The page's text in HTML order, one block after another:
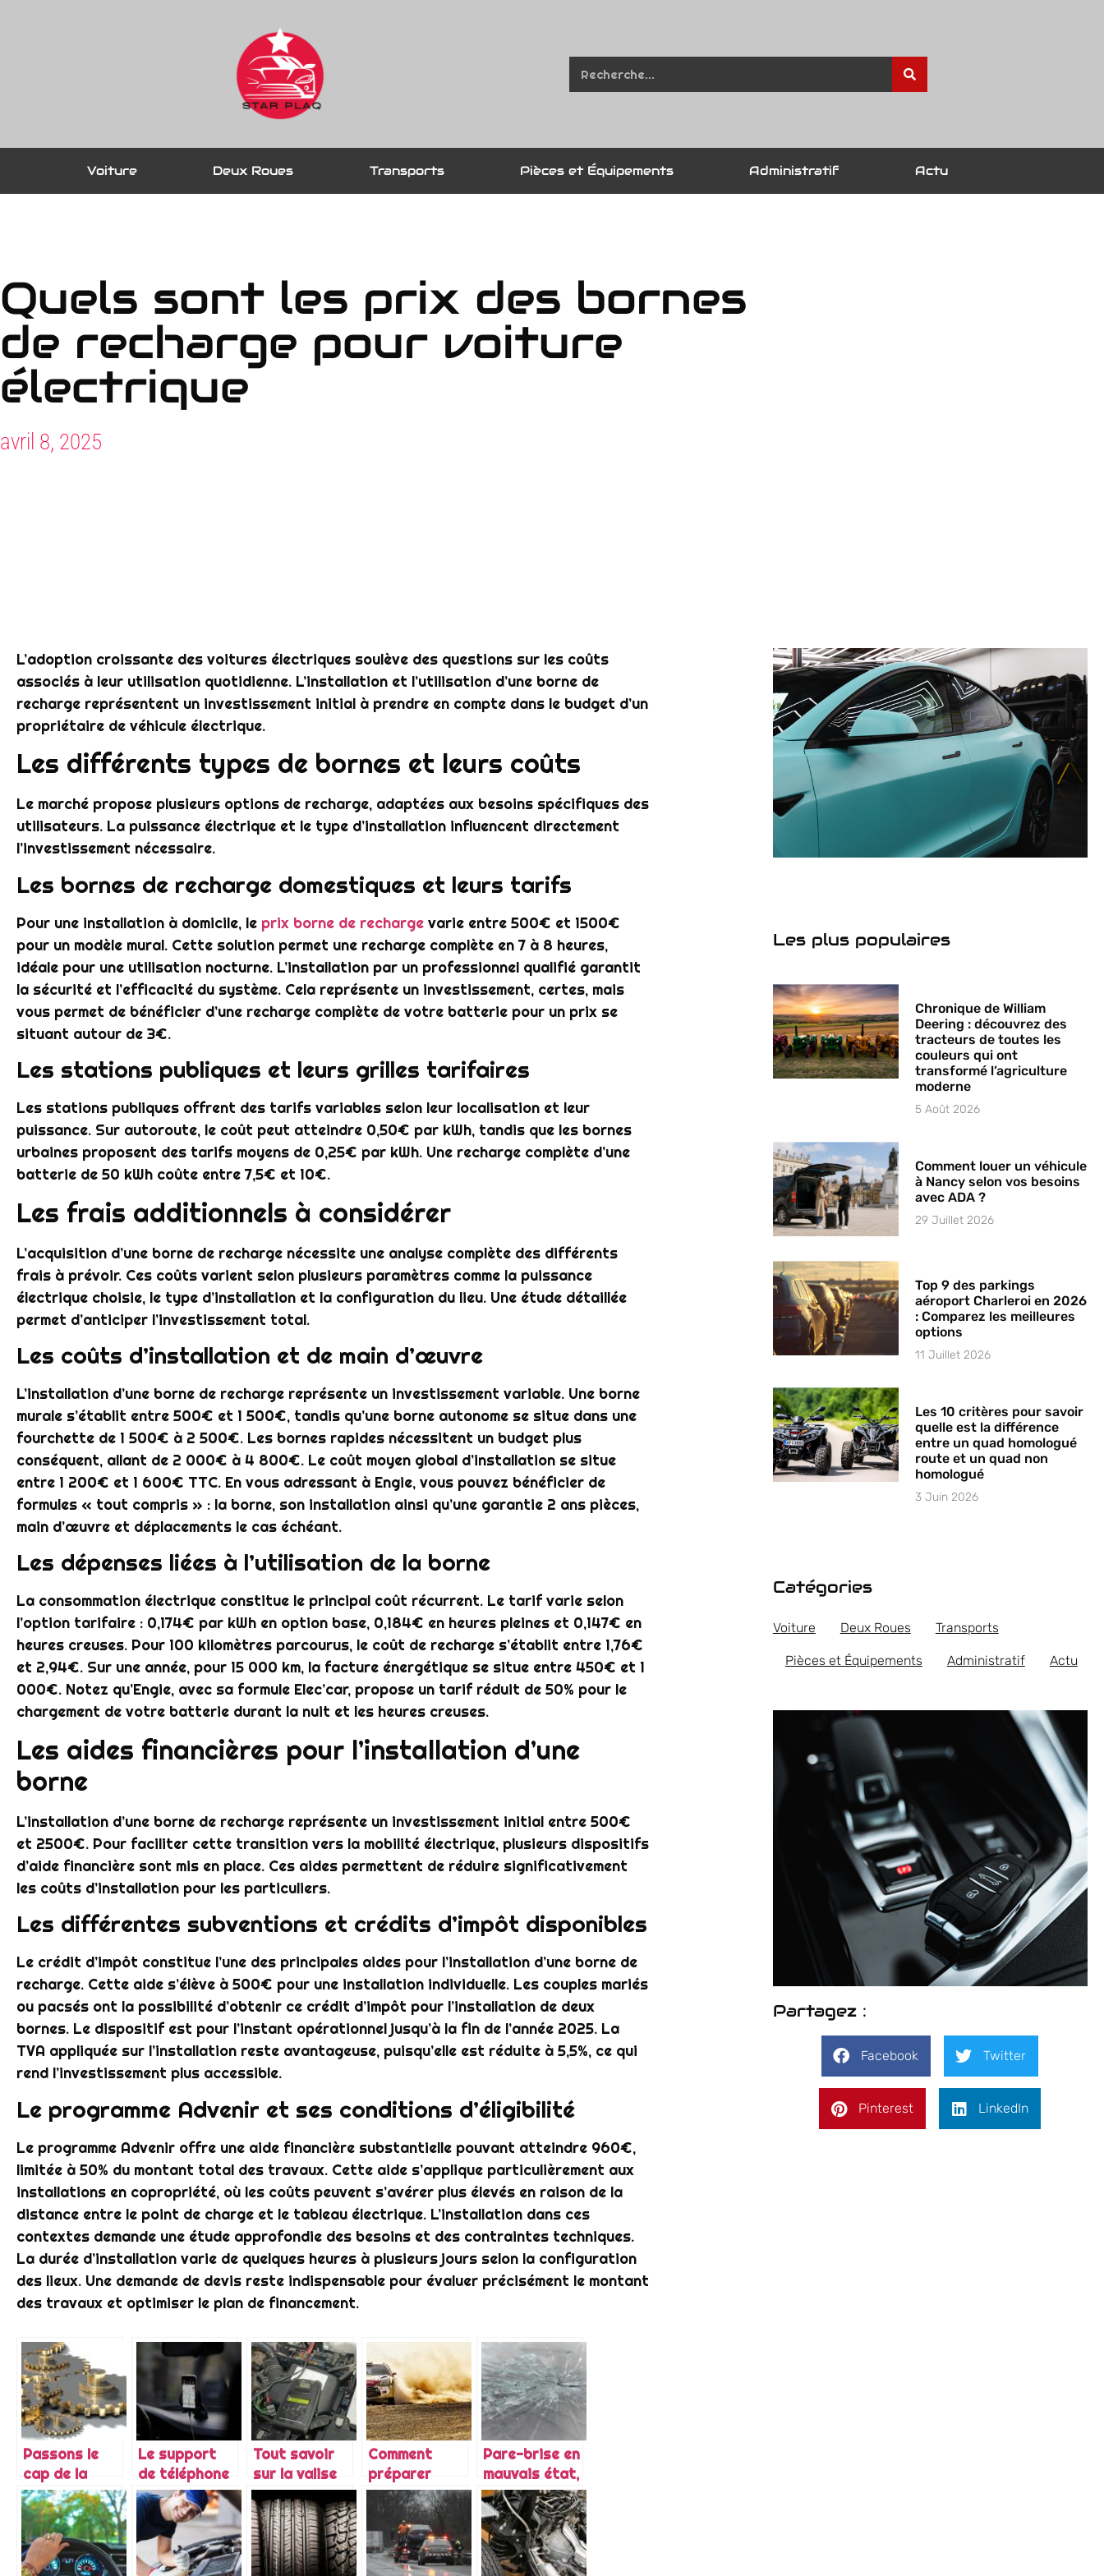
Voiture Deux Roues Transports Pièces et Équipements Administratif Actu
Quels sont les prix des bornes
de recharge pour voiture
électrique
avril 8, 2025
L’adoption croissante des voitures électriques soulève des questions sur les coûts
associés à leur utilisation quotidienne. L’installation et l’utilisation d’une borne de
recharge représentent un investissement initial à prendre en compte dans le budget d’un
propriétaire de véhicule électrique.
Les différents types de bornes et leurs coûts
Le marché propose plusieurs options de recharge, adaptées aux besoins spécifiques des
utilisateurs. La puissance électrique et le type d’installation influencent directement
l’investissement nécessaire.
Les bornes de recharge domestiques et leurs tarifs
Pour une installation à domicile, le prix borne de recharge varie entre 500€ et 1500€
pour un modèle mural. Cette solution permet une recharge complète en 7 à 8 heures,
idéale pour une utilisation nocturne. L’installation par un professionnel qualifié garantit
la sécurité et l’efficacité du système. Cela représente un investissement, certes, mais
vous permet de bénéficier d’une recharge complète de votre batterie pour un prix se
situant autour de 3€.
Les stations publiques et leurs grilles tarifaires
Les stations publiques offrent des tarifs variables selon leur localisation et leur
puissance. Sur autoroute, le coût peut atteindre 0,50€ par kWh, tandis que les bornes
urbaines proposent des tarifs moyens de 0,25€ par kWh. Une recharge complète d’une
batterie de 50 kWh coûte entre 7,5€ et 10€.
Les frais additionnels à considérer
L’acquisition d’une borne de recharge nécessite une analyse complète des différents
frais à prévoir. Ces coûts varient selon plusieurs paramètres comme la puissance
électrique choisie, le type d’installation et la configuration du lieu. Une étude détaillée
permet d’anticiper l’investissement total.
Les coûts d’installation et de main d’œuvre
L’installation d’une borne de recharge représente un investissement variable. Une borne
murale s’établit entre 500€ et 1 500€, tandis qu’une borne autonome se situe dans une
fourchette de 1 500€ à 2 500€. Les bornes rapides nécessitent un budget plus
conséquent, allant de 2 000€ à 4 800€. Le coût moyen global d’installation se situe
entre 1 200€ et 1 600€ TTC. En vous adressant à Engie, vous pouvez bénéficier de
formules « tout compris » : la borne, son installation ainsi qu’une garantie 2 ans pièces,
main d’œuvre et déplacements le cas échéant.
Les dépenses liées à l’utilisation de la borne
La consommation électrique constitue le principal coût récurrent. Le tarif varie selon
l’option tarifaire : 0,174€ par kWh en option base, 0,184€ en heures pleines et 0,147€ en
heures creuses. Pour 100 kilomètres parcourus, le coût de recharge s’établit entre 1,76€
et 2,94€. Sur une année, pour 15 000 km, la facture énergétique se situe entre 450€ et 1
000€. Notez qu’Engie, avec sa formule Elec’car, propose un tarif réduit de 50% pour le
chargement de votre batterie durant la nuit et les heures creuses.
Les aides financières pour l’installation d’une
borne
L’installation d’une borne de recharge représente un investissement initial entre 500€
et 2500€. Pour faciliter cette transition vers la mobilité électrique, plusieurs dispositifs
d’aide financière sont mis en place. Ces aides permettent de réduire significativement
les coûts d’installation pour les particuliers.
Les différentes subventions et crédits d’impôt disponibles
Le crédit d’impôt constitue l’une des principales aides pour l’installation d’une borne de
recharge. Cette aide s’élève à 500€ pour une installation individuelle. Les couples mariés
ou pacsés ont la possibilité d’obtenir ce crédit d’impôt pour l’installation de deux
bornes. Le dispositif est pour l’instant opérationnel jusqu’à la fin de l’année 2025. La
TVA appliquée sur l’installation reste avantageuse, puisqu’elle est réduite à 5,5%, ce qui
rend l’investissement plus accessible.
Le programme Advenir et ses conditions d’éligibilité
Le programme Advenir offre une aide financière substantielle pouvant atteindre 960€,
limitée à 50% du montant total des travaux. Cette aide s’applique particulièrement aux
installations en copropriété, où les coûts peuvent s’avérer plus élevés en raison de la
distance entre le point de charge et le tableau électrique. L’installation dans ces
contextes demande une étude approfondie des besoins et des contraintes techniques.
La durée d’installation varie de quelques heures à plusieurs jours selon la configuration
des lieux. Une demande de devis reste indispensable pour évaluer précisément le montant
des travaux et optimiser le plan de financement.
Passons le
cap de la
digitalisation
de la
mécanique
automobile
Le support
de téléphone
pour voiture :
très pratique
pour
s’organiser
en voiture
Tout savoir
sur la valise
diagnostic
auto
Comment
préparer
votre voiture
de course
pour le sport
auto?
Pare-brise en
mauvais état,
que faire ?
Les plus populaires
Chronique de William
Deering : découvrez des
tracteurs de toutes les
couleurs qui ont
transformé l’agriculture
moderne
5 Août 2026
Comment louer un véhicule
à Nancy selon vos besoins
avec ADA ?
29 Juillet 2026
Top 9 des parkings
aéroport Charleroi en 2026
: Comparez les meilleures
options
11 Juillet 2026
Les 10 critères pour savoir
quelle est la différence
entre un quad homologué
route et un quad non
homologué
3 Juin 2026
Catégories
Voiture Deux Roues Transports
Pièces et Équipements Administratif Actu
Partagez :
Facebook Twitter
Pinterest LinkedIn